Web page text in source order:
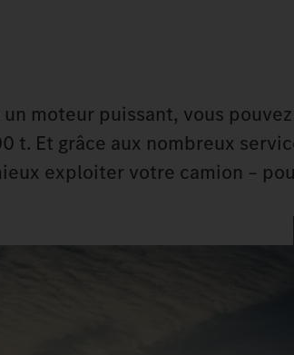
moteur puissant, vous
t. Et grâce aux nombreux
exploiter votre camion –